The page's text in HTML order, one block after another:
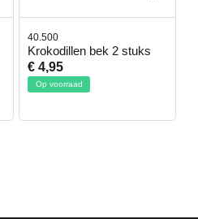
40.500
Krokodillen bek 2 stuks
€ 4,95
Op voorraad